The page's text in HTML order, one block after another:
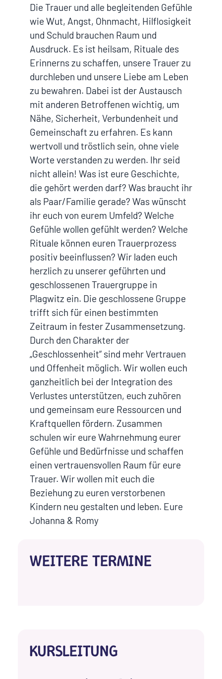
Die Trauer und alle begleitenden Gefühle
wie Wut, Angst, Ohnmacht, Hilflosigkeit
und Schuld brauchen Raum und
Ausdruck. Es ist heilsam, Rituale des
Erinnerns zu schaffen, unsere Trauer zu
durchleben und unsere Liebe am Leben
zu bewahren. Dabei ist der Austausch
mit anderen Betroffenen wichtig, um
Nähe, Sicherheit, Verbundenheit und
Gemeinschaft zu erfahren. Es kann
wertvoll und tröstlich sein, ohne viele
Worte verstanden zu werden. Ihr seid
nicht allein! Was ist eure Geschichte,
die gehört werden darf? Was braucht ihr
als Paar/Familie gerade? Was wünscht
ihr euch von eurem Umfeld? Welche
Gefühle wollen gefühlt werden? Welche
Rituale können euren Trauerprozess
positiv beeinflussen? Wir laden euch
herzlich zu unserer geführten und
geschlossenen Trauergruppe in
Plagwitz ein. Die geschlossene Gruppe
trifft sich für einen bestimmten
Zeitraum in fester Zusammensetzung.
Durch den Charakter der
„Geschlossenheit“ sind mehr Vertrauen
und Offenheit möglich. Wir wollen euch
ganzheitlich bei der Integration des
Verlustes unterstützen, euch zuhören
und gemeinsam eure Ressourcen und
Kraftquellen fördern. Zusammen
schulen wir eure Wahrnehmung eurer
Gefühle und Bedürfnisse und schaffen
einen vertrauensvollen Raum für eure
Trauer. Wir wollen mit euch die
Beziehung zu euren verstorbenen
Kindern neu gestalten und leben. Eure
Johanna & Romy
WEITERE TERMINE
KURSLEITUNG